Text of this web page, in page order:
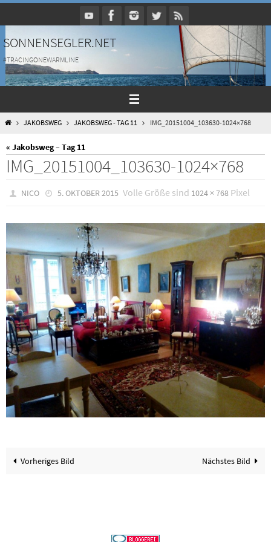
Inhalt
springen
SONNENSEGLER.NET
#TRACINGONEWARMLINE
HOMEJAKOBSWEG JAKOBSWEG - TAG 11 IMG_20151004_103630-1024×768
« Jakobsweg – Tag 11
IMG_20151004_103630-1024×768
NICO 5. OKTOBER 2015 Volle Größe sind 1024 × 768Pixel
Vorheriges Bild Nächstes Bild